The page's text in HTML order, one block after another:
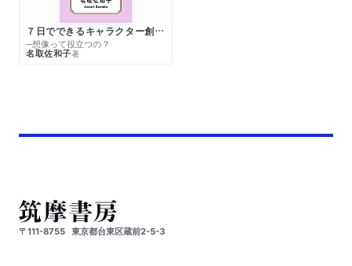
７日でできるキャラクター創作入門
─想像って役立つの？
名取佐和子著
〒111-8755 東京都台東区蔵前2-5-3